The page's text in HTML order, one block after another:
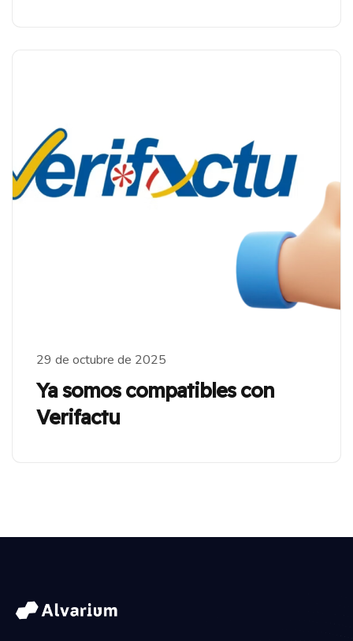
29 de octubre de 2025
Ya somos compatibles con
Verifactu